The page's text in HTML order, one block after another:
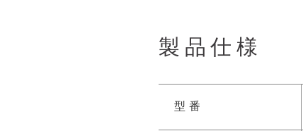
製品仕様
型番